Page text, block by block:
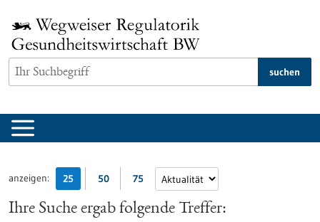
Inhalt
springen
suchen
anzeigen: 25 50 75
Ihre Suche ergab folgende Treffer: